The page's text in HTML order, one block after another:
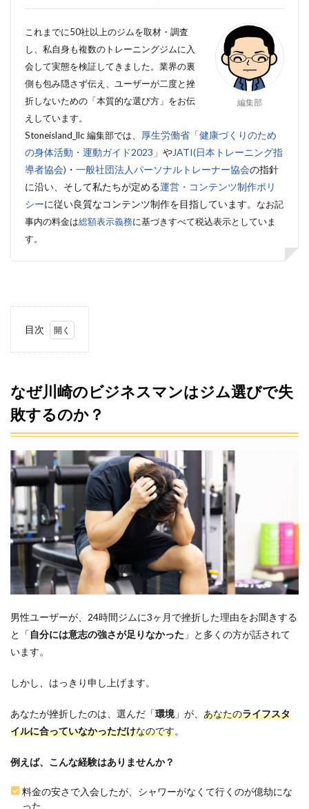
編集部
これまでに50社以上のジムを取材・調査
し、私自身も複数のトレーニングジムに入
会して実態を検証してきました。業界の裏
側も包み隠さず伝え、ユーザーが二度と挫
折しないための「本質的な選び方」をお伝
えしています。
Stoneisland_llc 編集部では
厚生労働省「健康づくりのため
の身体活動・運動ガイド2023」 やJATI(日本トレーニング指
導者協会) ・ 一般社団法人パーソナルトレーナー協会の指針
に沿い、そして私たちが定める運営・コンテンツ制作ポリ
シーに従い良質なコンテンツ制作を目指しています。 なお記
事内の料金は総額表示義務に基づきすべて税込表示としていま
す。
目次
のビ
ジネ
スマ
ンは
ジム
で失
敗す
るの
か？
2
男の
ジム
選び
で絶
対に
譲っ
いけ
ない
の条
2.1
全個
室
ずか
しさ
断）
なぜ川崎のビジネスマンはジム選びで失
敗するのか？
男性ユーザーが、24時間ジムに3ヶ月で挫折した理由をお聞きする
と「自分には意志の強さが足りなかった 」と多くの方が話されて
います。
しかし、はっきり申し上げます。
あなたが挫折したのは、選んだ「環境」が、 あなたのライフスタ
イルに合っていなかっただけなのです。
例えば、こんな経験はありませんか？
料金の安さで入会したが、シャワーがなくて行くのが億劫にな
った